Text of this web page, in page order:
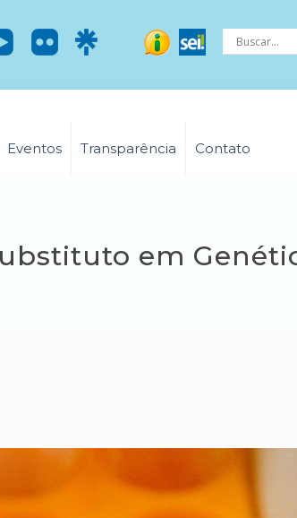
Eventos Transparência Contato
em